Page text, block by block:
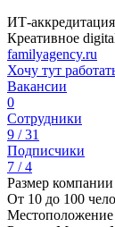
ИТ-
Креативное
familyagency.ru
Хочу тут
Вакансии
0
Сотрудники
9 / 31
Подписчики
7 / 4
Размер компании
От 10 до 100
Местоположение